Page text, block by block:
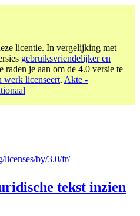
licentie. In vergelijking met
gebruiksvriendelijker en
raden je aan om de 4.0 versie te
werk licenseert. Akte -
licenses/by/3.0/fr/
tekst inzien